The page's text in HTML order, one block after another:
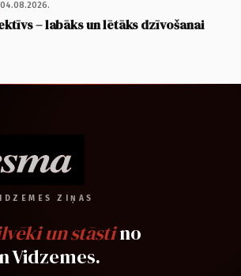
04.08.2026.
– labāks un lētāks dzīvošanai
ZIŅAS
un stāstino
Vidzemes.